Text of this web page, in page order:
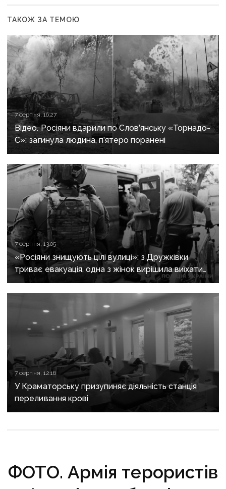
ТАКОЖ ЗА ТЕМОЮ
7 серпня, 16:27
Відео. Росіяни вдарили по Слов’янську «Торнадо-
С»: загинула людина, п’ятеро поранені
7 серпня, 13:05
«Росіяни знищують цілі вулиці»: з Дружківки
триває евакуація, одна з жінок вирішила виїхати
після загибелі чоловіка
7 серпня, 12:16
У Краматорську призупиняє діяльність станція
переливання крові
ФОТО. Армія терористів